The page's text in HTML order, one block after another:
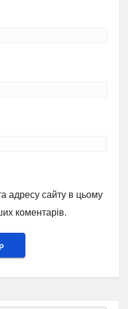
адресу сайту в цьому
коментарів.